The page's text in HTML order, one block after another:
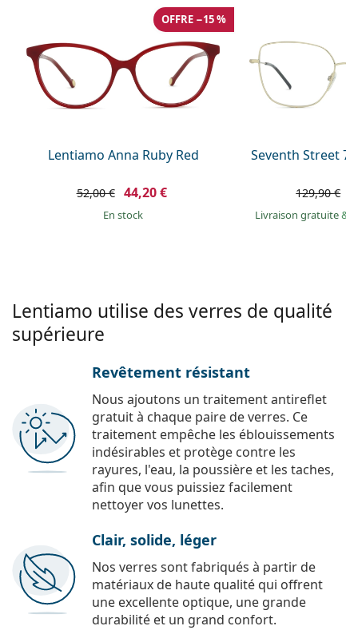
Prada
Toutes les marques
Lentiamo Anna Ruby Red
OFFRE −15 %
52,00 € 44,20 €
en stock
Seventh Street
129,90 €
Livraison gratuite&
Lentiamo utilise des verres de qualité
supérieure
Revêtement résistant
Nous ajoutons un traitement antireflet
gratuit à chaque paire de verres. Ce
traitement empêche les éblouissements
indésirables et protège contre les
rayures, l'eau, la poussière et les taches,
afin que vous puissiez facilement
nettoyer vos lunettes.
Clair, solide, léger
Nos verres sont fabriqués à partir de
matériaux de haute qualité qui offrent
une excellente optique, une grande
durabilité et un grand confort.